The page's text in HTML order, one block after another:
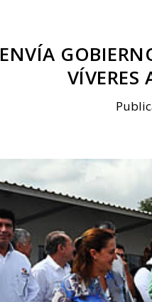
ENVÍA
VÍVERES